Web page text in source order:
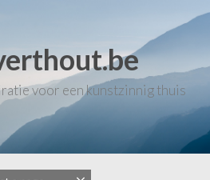
voor een kunstzinnig thuis